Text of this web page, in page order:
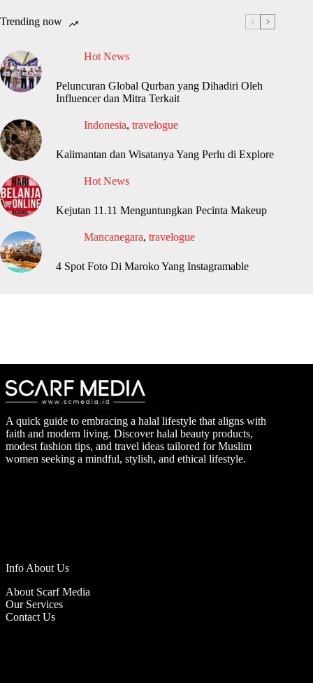
Trending now
Hot News
Peluncuran Global Qurban yang Dihadiri Oleh
Influencer dan Mitra Terkait
Indonesia, travelogue
Kalimantan dan Wisatanya Yang Perlu di Explore
Hot News
Kejutan 11.11 Menguntungkan Pecinta Makeup
Mancanegara, travelogue
4 Spot Foto Di Maroko Yang Instagramable
A quick guide to embracing a halal lifestyle that aligns with
faith and modern living. Discover halal beauty products,
modest fashion tips, and travel ideas tailored for Muslim
women seeking a mindful, stylish, and ethical lifestyle.
Info About Us
About Scarf Media
Our Services
Contact Us